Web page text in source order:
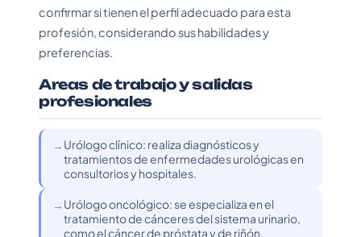
confirmar si tienen el perfil adecuado para esta
profesión, considerando sus habilidades y
preferencias.
Areas de trabajo y salidas
profesionales
Urólogo clínico: realiza diagnósticos y
tratamientos de enfermedades urológicas en
consultorios y hospitales.
Urólogo oncológico: se especializa en el
tratamiento de cánceres del sistema urinario,
como el cáncer de próstata y de riñón.